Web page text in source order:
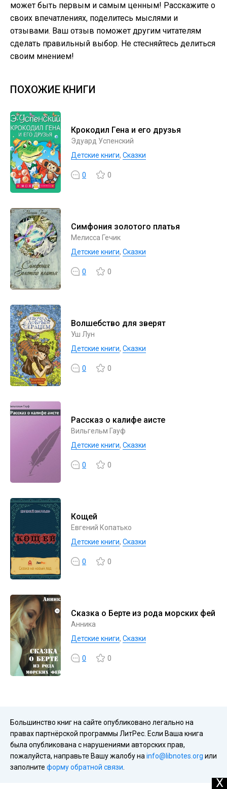
может быть первым и самым ценным! Расскажите о
своих впечатлениях, поделитесь мыслями и
отзывами. Ваш отзыв поможет другим читателям
сделать правильный выбор. Не стесняйтесь делиться
своим мнением!
ПОХОЖИЕ КНИГИ
Крокодил Гена и его друзья
Эдуард Успенский
Детские книги, Сказки
0 0
Симфония золотого платья
Мелисса Гечик
Детские книги, Сказки
0 0
Волшебство для зверят
Уш Лун
Детские книги, Сказки
0 0
Рассказ о калифе аисте
Вильгельм Гауф
Детские книги, Сказки
0 0
Кощей
Евгений Копатько
Детские книги, Сказки
0 0
Сказка о Берте из рода морских фей
Анника
Детские книги, Сказки
0 0
Большинство книг на сайте опубликовано легально на
правах партнёрской программы ЛитРес. Если Ваша книга
была опубликована с нарушениями авторских прав,
пожалуйста, направьте Вашу жалобу на info@libnotes.org или
заполните форму обратной связи
X